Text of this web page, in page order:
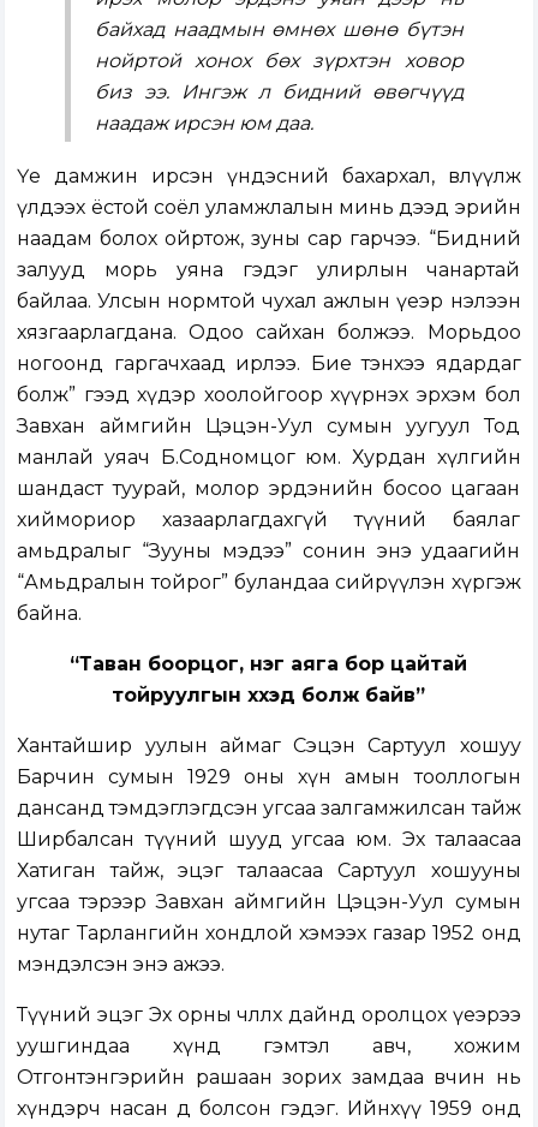
байхад наадмын өмнөх шөнө бүтэн
нойртой хонох бөх зүрхтэн ховор
биз ээ. Ингэж л бидний өвөгчүүд
наадаж ирсэн юм даа.
Үе дамжин ирсэн үндэсний бахархал, өвлүүлж
үлдээх ёстой соёл уламжлалын минь дээд эрийн
наадам болох ойртож, зуны сар гарчээ. “Бидний
залууд морь уяна гэдэг улирлын чанартай
байлаа. Улсын нормтой чухал ажлын үеэр нэлээн
хязгаарлагдана. Одоо сайхан болжээ. Морьдоо
ногоонд гаргачхаад ирлээ. Бие тэнхээ ядардаг
болж” гээд хүдэр хоолойгоор хүүрнэх эрхэм бол
Завхан аймгийн Цэцэн-Уул сумын уугуул Тод
манлай уяач Б.Содномцог юм. Хурдан хүлгийн
шандаст туурай, молор эрдэнийн босоо цагаан
хиймориор хазаарлагдахгүй түүний баялаг
амьдралыг “Зууны мэдээ” сонин энэ удаагийн
“Амьдралын тойрог” буландаа сийрүүлэн хүргэж
байна.
“Таван боорцог, нэг аяга бор цайтай
тойруулгын хүүхэд болж байв”
Хантайшир уулын аймаг Сэцэн Сартуул хошуу
Барчин сумын 1929 оны хүн амын тооллогын
дансанд тэмдэглэгдсэн угсаа залгамжилсан тайж
Ширбалсан түүний шууд угсаа юм. Эх талаасаа
Хатиган тайж, эцэг талаасаа Сартуул хошууны
угсаа тэрээр Завхан аймгийн Цэцэн-Уул сумын
нутаг Тарлангийн хондлой хэмээх газар 1952 онд
мэндэлсэн энэ ажээ.
Түүний эцэг Эх орны чөлөөлөх дайнд оролцох үеэрээ
уушгиндаа хүнд гэмтэл авч, хожим
Отгонтэнгэрийн рашаан зорих замдаа өвчин нь
хүндэрч насан өөд болсон гэдэг. Ийнхүү 1959 онд